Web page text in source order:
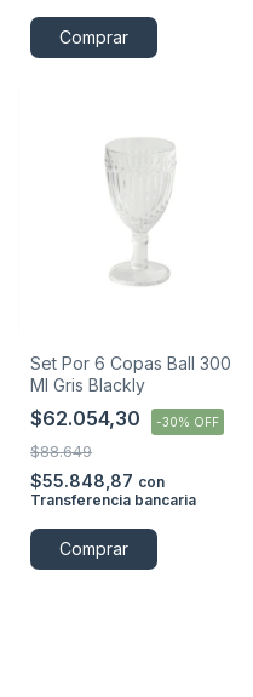
Comprar
Set Por 6 Copas Ball 300
Ml Gris Blackly
$62.054,30 -30% OFF
$88.649
$55.848,87 con
Transferencia bancaria
Comprar